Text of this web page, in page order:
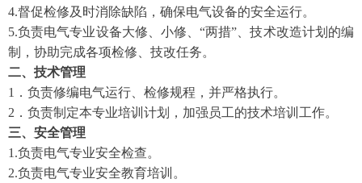
4.督促检修及时消除缺陷，确保电气设备的安全运行。
5.负责电气专业设备大修、小修、“两措”、技术改造计划的编
制，协助完成各项检修、技改任务。
二、技术管理
1．负责修编电气运行、检修规程，并严格执行。
2．负责制定本专业培训计划，加强员工的技术培训工作。
三、安全管理
1.负责电气专业安全检查。
2.负责电气专业安全教育培训。